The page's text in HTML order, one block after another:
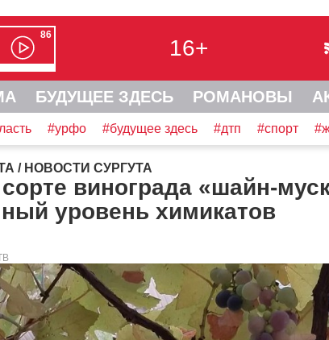
86
16+
БУДУЩЕЕ ЗДЕСЬ РОМАНОВЫ
#урфо #будущее здесь #дтп #спорт
/ НОВОСТИ СУРГУТА
винограда «шайн-
уровень химикатов